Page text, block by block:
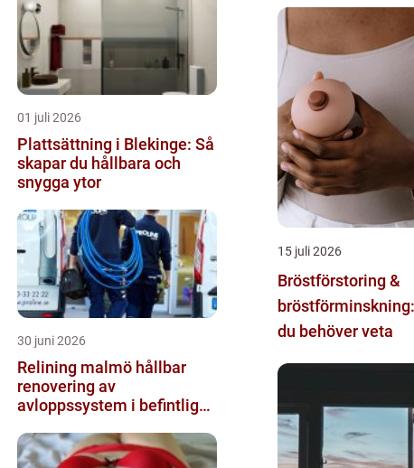
01 juli 2026
Plattsättning i Blekinge: Så
skapar du hållbara och
snygga ytor
30 juni 2026
Relining malmö hållbar
renovering av
avloppssystem i befintliga
15 juli 2026
Bröstförstoring &
du behöver veta